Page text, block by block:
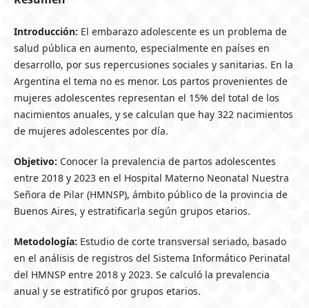
Introducción: El embarazo adolescente es un problema de
salud pública en aumento, especialmente en países en
desarrollo, por sus repercusiones sociales y sanitarias. En la
Argentina el tema no es menor. Los partos provenientes de
mujeres adolescentes representan el 15% del total de los
nacimientos anuales, y se calculan que hay 322 nacimientos
de mujeres adolescentes por día.
Objetivo:Conocer la prevalencia de partos adolescentes
entre 2018 y 2023 en el Hospital Materno Neonatal Nuestra
Señora de Pilar (HMNSP), ámbito público de la provincia de
Buenos Aires, y estratificarla según grupos etarios.
Metodología:Estudio de corte transversal seriado, basado
en el análisis de registros del Sistema Informático Perinatal
del HMNSP entre 2018 y 2023. Se calculó la prevalencia
anual y se estratificó por grupos etarios.